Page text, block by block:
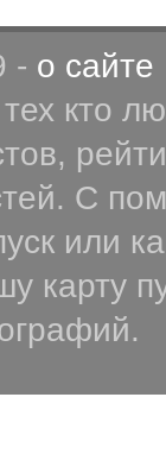
- о сайте
кто
С
или
карту